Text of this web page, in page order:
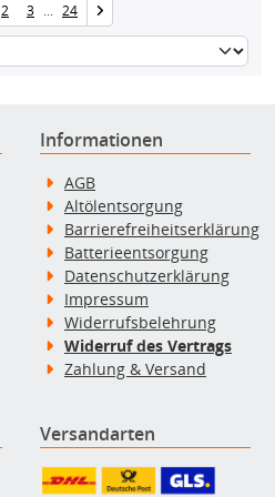
2 3 ... 24
Informationen
AGB
Altölentsorgung
Barrierefreiheitserklärung
Batterieentsorgung
Datenschutzerklärung
Impressum
Widerrufsbelehrung
Widerruf des Vertrags
Zahlung & Versand
Versandarten